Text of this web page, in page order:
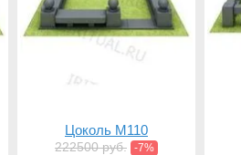
Цоколь M110
222500 руб. -7%